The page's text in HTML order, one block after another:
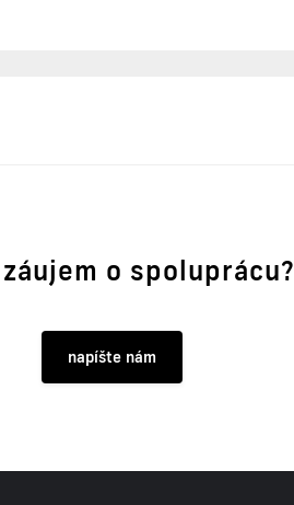
o spoluprácu?
napíšte nám